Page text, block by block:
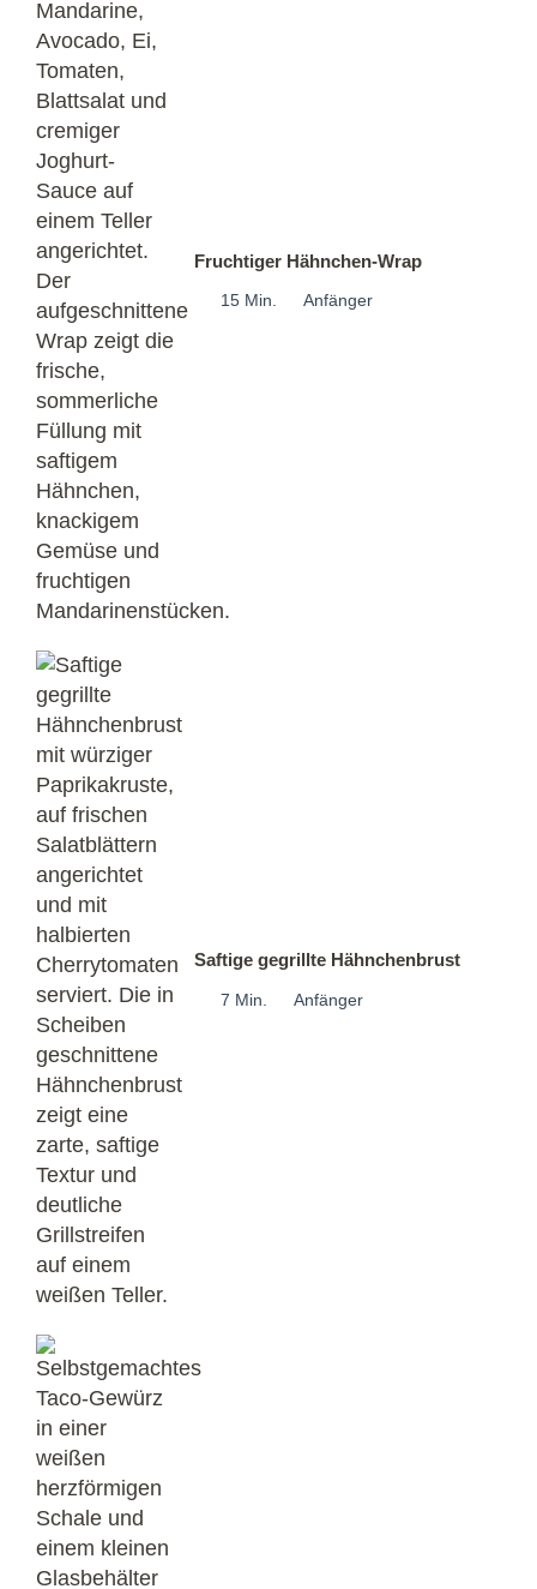
Fruchtiger Hähnchen-Wrap
15 Min. Anfänger
Saftige gegrillte Hähnchenbrust
7 Min. Anfänger